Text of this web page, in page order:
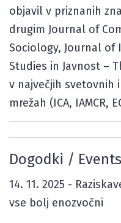
objavil v priznanih
drugim Journal of
Sociology, Journal of
Studies in Javnost –
v največjih svetovnih
mrežah (ICA, IAMCR,
Dogodki / Events
14. 11. 2025 -
vse bolj enozvočni